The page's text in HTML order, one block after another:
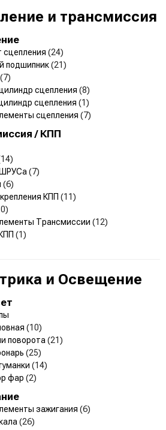
и трансмиссия
сцепления (24)
подшипник(21)
(7)
сцепления (8)
сцепления (1)
сцепления (7)
/ КПП
(7)
(6)
КПП (11)
Трансмиссии (12)
(1)
и Освещение
(10)
поворота (21)
(25)
(14)
фар (2)
зажигания (6)
(26)